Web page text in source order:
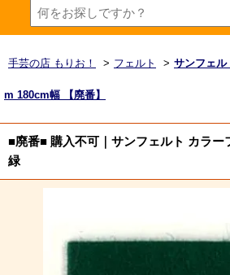
手芸の店 もりお！ > フェルト > サンフェル
m 180cm幅 【廃番】
■廃番■ 購入不可｜サンフェルト カラー
緑